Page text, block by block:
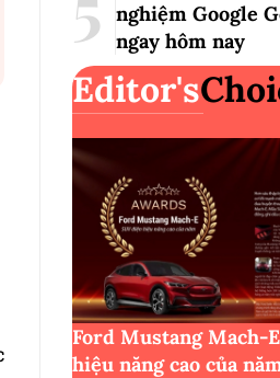
nghiệm Google
ngay hôm nay
Editor's
Ford Mustang Mach-
hiệu năng cao của